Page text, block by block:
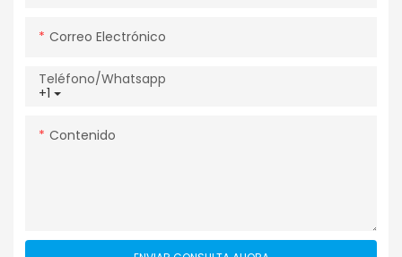
Correo Electrónico
+1
Teléfono/whatsapp
Contenido